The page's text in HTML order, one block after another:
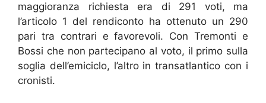
maggioranza richiesta era di 291 voti, ma
l’articolo 1 del rendiconto ha ottenuto un 290
pari tra contrari e favorevoli. Con Tremonti e
Bossi che non partecipano al voto, il primo sulla
soglia dell’emiciclo, l’altro in transatlantico con i
cronisti.